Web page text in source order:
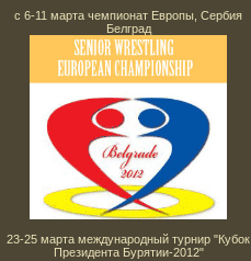
с 6-11 марта чемпионат Европы, Сербия
Белград
23-25 марта международный турнир "Кубок
Президента Бурятии-2012"